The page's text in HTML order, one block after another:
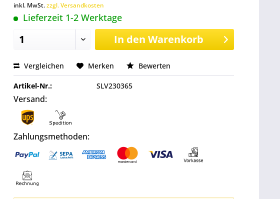
inkl. MwSt.zzgl. Versandkosten
Lieferzeit 1-2 Werktage
In den Warenkorb
Vergleichen Merken Bewerten
Artikel-Nr.: SLV230365
Versand:
Zahlungsmethoden: